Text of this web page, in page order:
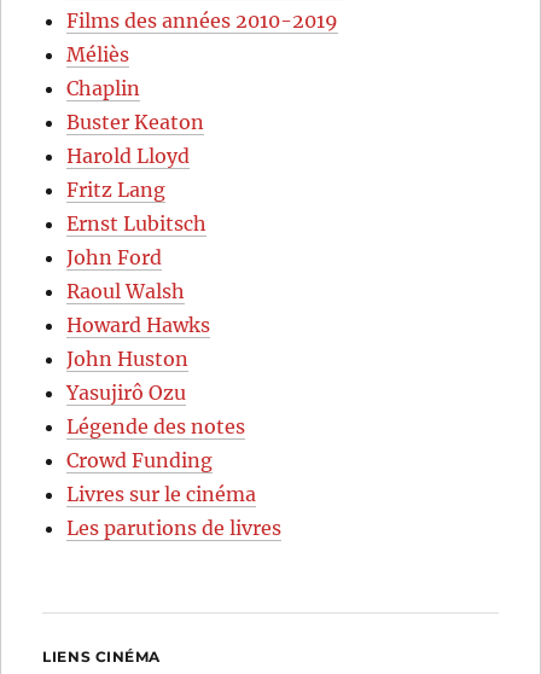
Films des années 2010-2019
Méliès
Chaplin
Buster Keaton
Harold Lloyd
Fritz Lang
Ernst Lubitsch
John Ford
Raoul Walsh
Howard Hawks
John Huston
Yasujirô Ozu
Légende des notes
Crowd Funding
Livres sur le cinéma
Les parutions de livres
LIENS CINÉMA